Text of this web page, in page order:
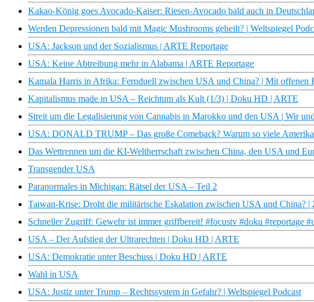
Kakao-König goes Avocado-Kaiser: Riesen-Avocado bald auch in
Werden Depressionen bald mit Magic Mushrooms geheilt? | Weltspiegel
USA: Jackson und der Sozialismus | ARTE Reportage
USA: Keine Abtreibung mehr in Alabama | ARTE Reportage
Kamala Harris in Afrika: Fernduell zwischen USA und China? | Mit offenen
Kapitalismus made in USA – Reichtum als Kult (1/3) | Doku HD | ARTE
Streit um die Legalisierung von Cannabis in Marokko und den USA | Wir
USA: DONALD TRUMP – Das große Comeback? Warum so viele
Das Wettrennen um die KI-Weltherrschaft zwischen China, den USA und
Transgender USA
Paranormales in Michigan: Rätsel der USA – Teil 2
Taiwan-Krise: Droht die militärische Eskalation zwischen USA und China?
Schneller Zugriff: Gewehr ist immer griffbereit! #focustv #doku #reportage
USA – Der Aufstieg der Ultrarechten | Doku HD | ARTE
USA: Demokratie unter Beschuss | Doku HD | ARTE
Wahl in USA
USA: Justiz unter Trump – Rechtssystem in Gefahr? | Weltspiegel Podcast